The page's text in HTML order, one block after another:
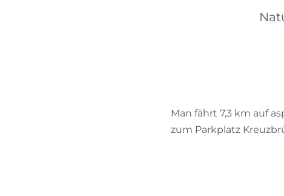
Man fährt 7,3 km auf
zum Parkplatz